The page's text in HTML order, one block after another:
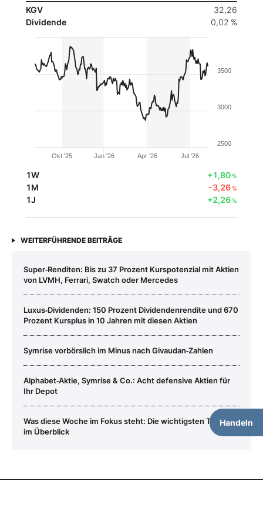
KGV
32,26
Dividende
0,02 %
Handeln
Okt '25 Jan '26 Apr '26 Jul '26
2500
3000
3500
1W +1,80%
1M -3,26%
1J +2,26%
WEITERFÜHRENDE BEITRÄGE
Super‑Renditen: Bis zu 37 Prozent Kurspotenzial mit Aktien
von LVMH, Ferrari, Swatch oder Mercedes
Luxus‑Dividenden: 150 Prozent Dividendenrendite und 670
Prozent Kursplus in 10 Jahren mit diesen Aktien
Symrise vorbörslich im Minus nach Givaudan‑Zahlen
Alphabet‑Aktie, Symrise & Co.: Acht defensive Aktien für
Ihr Depot
Was diese Woche im Fokus steht: Die wichtigsten Termine
im Überblick